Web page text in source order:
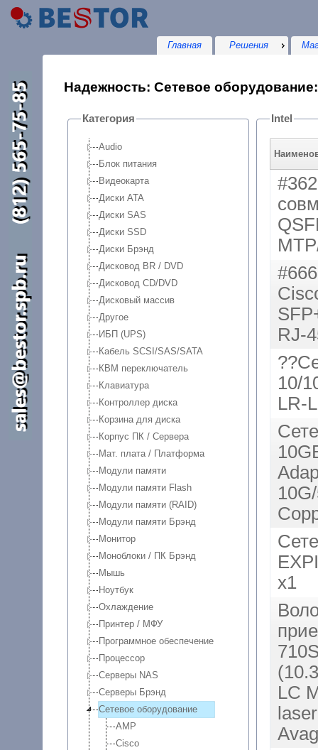
Главная Решения
Надежность: Сетевое
Категория
Audio
Блок питания
Видеокарта
Диски ATA
Диски SAS
Диски SSD
Диски Брэнд
Дисковод BR / DVD
Дисковод CD/DVD
Дисковый массив
Другое
ИБП (UPS)
Кабель SCSI/SAS/SATA
КВМ переключатель
Клавиатура
Контроллер диска
Корзина для диска
Корпус ПК / Сервера
Мат. плата / Платформа
Модули памяти
Модули памяти Flash
Модули памяти (RAID)
Модули памяти Брэнд
Монитор
Моноблоки / ПК Брэнд
Мышь
Ноутбук
Охлаждение
Принтер / МФУ
Программное обеспечение
Процессор
Серверы NAS
Серверы Брэнд
Сетевое оборудование
AMP
Cisco
Intel
RJ-
10/
LR-
x1
LC